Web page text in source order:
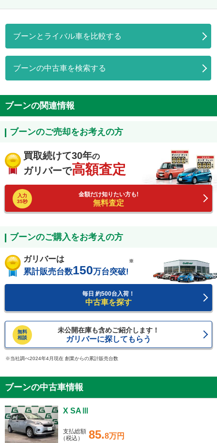
ブーンとライバル車を比較する
ブーンの中古車を検索する
ブーンの関連情報
ブーンのご売却をお考えの方
買取続けて30年の
ガリバーで高額査定
入力
35秒
金額だけ知りたい方も!
無料査定
ブーンのご購入をお考えの方
ガリバーは
累計販売台数150万台突破!
※
毎日 約500台入荷！
中古車を探す
無料
相談
未公開在庫も含めご紹介します！
ガリバーに探してもらう
当社調べ2024年4月現在 創業からの累計販売台数
ブーンの中古車情報
X SAⅢ
85.8万円
支払総額
（税込）